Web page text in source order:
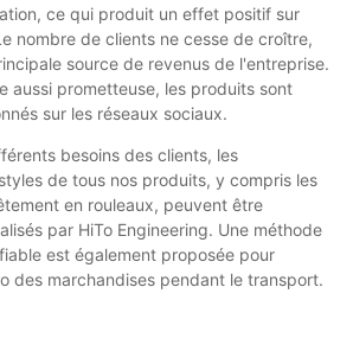
ce qui produit un effet positif sur
nombre de clients ne cesse de croître,
source de revenus de l'entreprise.
aussi prometteuse, les produits sont
sur les réseaux sociaux.
besoins des clients, les
de tous nos produits, y compris les
en rouleaux, peuvent être
par HiTo Engineering. Une méthode
est également proposée pour
des marchandises pendant le transport.